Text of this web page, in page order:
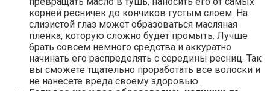
корней ресничек до кончиков густым слоем. На
слизистой глаз может образоваться масляная
пленка, которую сложно будет промыть. Лучше
брать совсем немного средства и аккуратно
начинать его распределять с середины ресниц. Так
вы сможете тщательно проработать все волоски и
не нанесете вреда своему здоровью.